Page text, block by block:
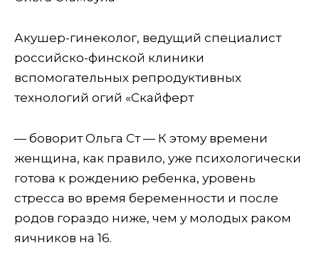
Акушер-гинеколог, ведущий специалист
российско-финской клиники
вспомогательных репродуктивных
технологий огий «Скайферт
— боворит Ольга Ст — К этому времени
женщина, как правило, уже психологически
готова к рождению ребенка, уровень
стресса во время беременности и после
родов гораздо ниже, чем у молодых раком
яичников на 16.